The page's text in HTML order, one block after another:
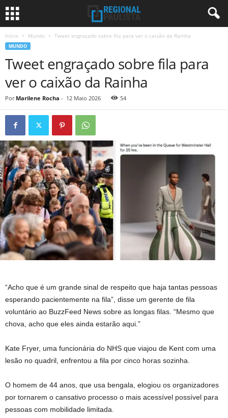
Início Mundo Tweet engraçado sobre fila para ver o caixão da Rainha
MUNDO
Tweet engraçado sobre fila para
ver o caixão da Rainha
Por Marilene Rocha - 12 Maio 2026 54
“Acho que é um grande sinal de respeito que haja tantas pessoas
esperando pacientemente na fila”, disse um gerente de fila
voluntário ao BuzzFeed News sobre as longas filas. “Mesmo que
chova, acho que eles ainda estarão aqui.”
Kate Fryer, uma funcionária do NHS que viajou de Kent com uma
lesão no quadril, enfrentou a fila por cinco horas sozinha.
O homem de 44 anos, que usa bengala, elogiou os organizadores
por tornarem o cansativo processo o mais acessível possível para
pessoas com mobilidade limitada.